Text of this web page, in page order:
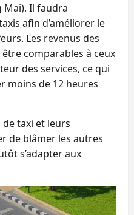
Mai). Il faudra
afin d’améliorer le
Les revenus des
comparables à ceux
des services, ce qui
moins de 12 heures
taxi et leurs
de blâmer les autres
s’adapter aux